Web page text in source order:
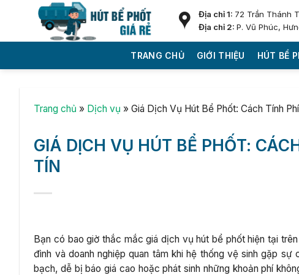
Địa chỉ 1: 72 Trần Thánh
Địa chỉ 2:P. Vũ Phúc,
TRANG CHỦ GIỚI THIỆU HÚT BỂ
Trang chủ » Dịch vụ »Giá Dịch Vụ Hút Bể Phốt: Cách Tính
GIÁ DỊCH VỤ HÚT BỂ PHỐT:
TÍN
Bạn có bao giờ thắc mắc giá dịch vụ hút bể phốt hiện tại
đình và doanh nghiệp quan tâm khi hệ thống vệ sinh gặp
bạch, dễ bị báo giá cao hoặc phát sinh những khoản phí